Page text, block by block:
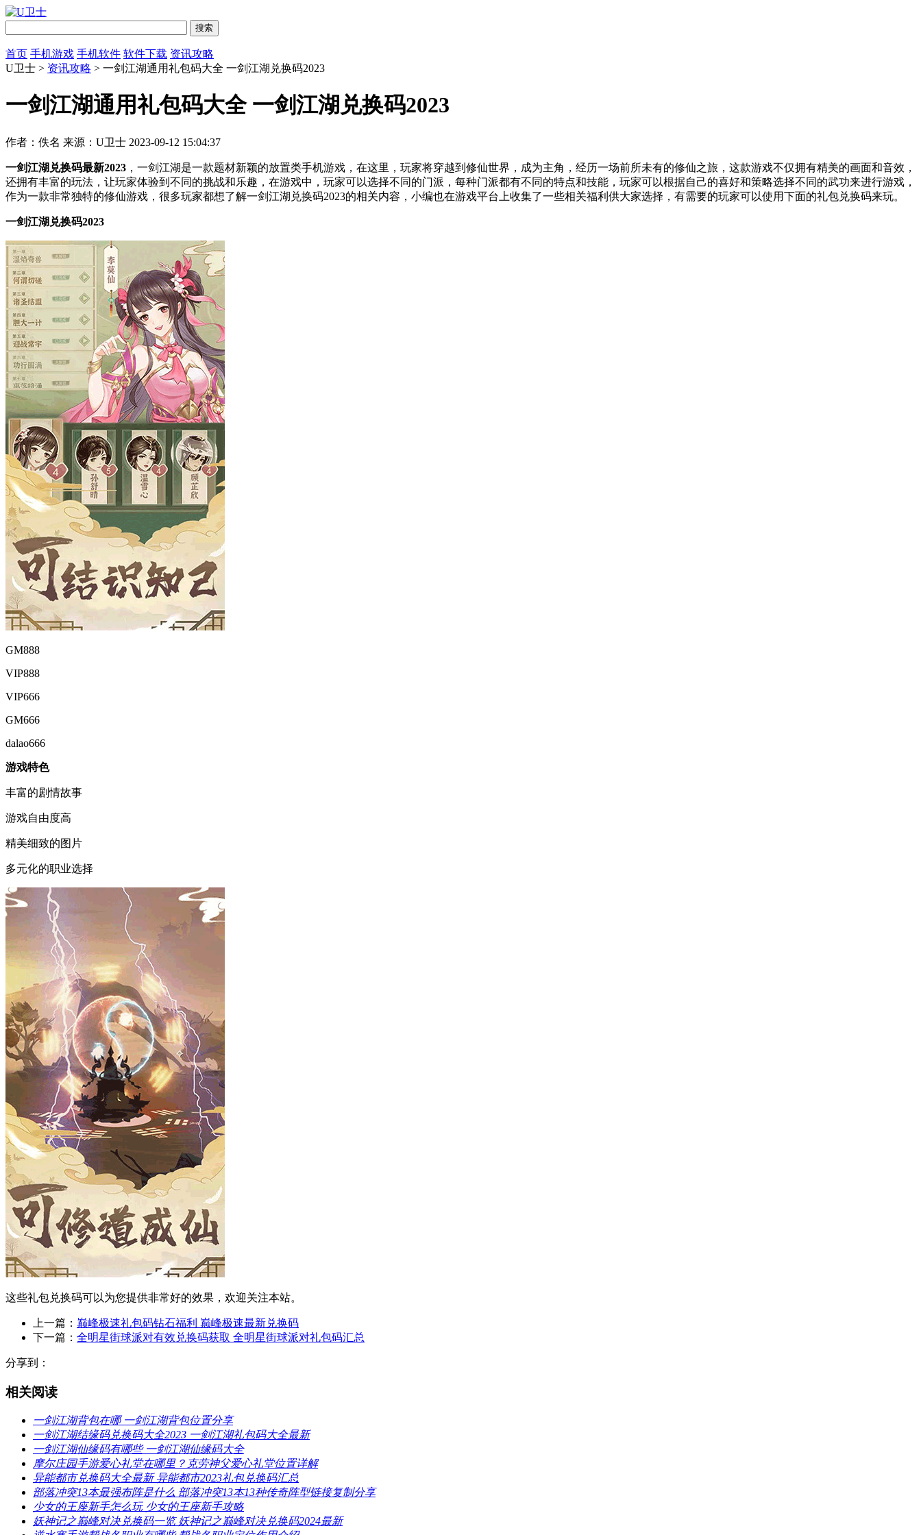
首页 手机游戏 手机软件 软件下载 资讯攻略
U卫士 > 资讯攻略 > 一剑江湖通用礼包码大全 一剑江湖兑换码2023
一剑江湖通用礼包码大全 一剑江湖兑换码2023
作者：佚名 来源：U卫士 2023-09-12 15:04:37
一剑江湖兑换码最新2023 ，一剑江湖是一款题材新颖的放置类手机游戏，在这里，玩家将穿越到修仙世界，成为主角，经历一场前所未有的修仙之旅，这款游戏不仅拥有精美的画面和音效，
还拥有丰富的玩法，让玩家体验到不同的挑战和乐趣，在游戏中，玩家可以选择不同的门派，每种门派都有不同的特点和技能，玩家可以根据自己的喜好和策略选择不同的武功来进行游戏，
作为一款非常独特的修仙游戏，很多玩家都想了解一剑江湖兑换码2023的相关内容，小编也在游戏平台上收集了一些相关福利供大家选择，有需要的玩家可以使用下面的礼包兑换码来玩。
一剑江湖兑换码2023
GM888
VIP888
VIP666
GM666
dalao666
游戏特色
丰富的剧情故事
游戏自由度高
精美细致的图片
多元化的职业选择
这些礼包兑换码可以为您提供非常好的效果，欢迎关注本站。
上一篇： 巅峰极速礼包码钻石福利 巅峰极速最新兑换码
下一篇： 全明星街球派对有效兑换码获取 全明星街球派对礼包码汇总
分享到：
相关阅读
一剑江湖背包在哪 一剑江湖背包位置分享
一剑江湖结缘码兑换码大全2023 一剑江湖礼包码大全最新
一剑江湖仙缘码有哪些 一剑江湖仙缘码大全
摩尔庄园手游爱心礼堂在哪里？克劳神父爱心礼堂位置详解
异能都市兑换码大全最新 异能都市2023礼包兑换码汇总
部落冲突13本最强布阵是什么 部落冲突13本13种传奇阵型链接复制分享
少女的王座新手怎么玩 少女的王座新手攻略
妖神记之巅峰对决兑换码一览 妖神记之巅峰对决兑换码2024最新